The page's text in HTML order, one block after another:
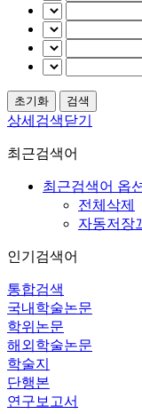
상세검색닫기
최근검색어
최근검색어 옵션
전체삭제
자동저장
인기검색어
통합검색
국내학술논문
학위논문
해외학술논문
학술지
단행본
연구보고서